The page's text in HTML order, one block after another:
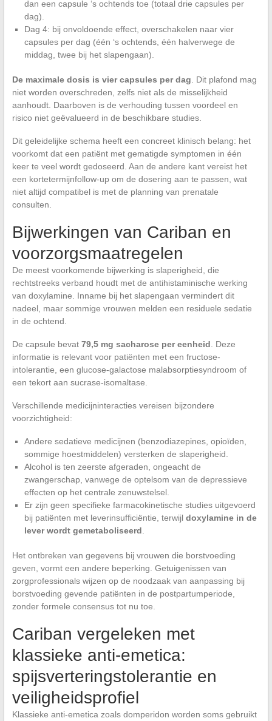
dan een capsule ‘s ochtends toe (totaal drie capsules per
dag).
Dag 4: bij onvoldoende effect, overschakelen naar vier
capsules per dag (één ‘s ochtends, één halverwege de
middag, twee bij het slapengaan).
De maximale dosis is vier capsules per dag. Dit plafond mag
niet worden overschreden, zelfs niet als de misselijkheid
aanhoudt. Daarboven is de verhouding tussen voordeel en
risico niet geëvalueerd in de beschikbare studies.
Dit geleidelijke schema heeft een concreet klinisch belang: het
voorkomt dat een patiënt met gematigde symptomen in één
keer te veel wordt gedoseerd. Aan de andere kant vereist het
een kortetermijnfollow-up om de dosering aan te passen, wat
niet altijd compatibel is met de planning van prenatale
consulten.
Bijwerkingen van Cariban en
voorzorgsmaatregelen
De meest voorkomende bijwerking is slaperigheid, die
rechtstreeks verband houdt met de antihistaminische werking
van doxylamine. Inname bij het slapengaan vermindert dit
nadeel, maar sommige vrouwen melden een residuele sedatie
in de ochtend.
De capsule bevat 79,5 mg sacharose per eenheid. Deze
informatie is relevant voor patiënten met een fructose-
intolerantie, een glucose-galactose malabsorptiesyndroom of
een tekort aan sucrase-isomaltase.
Verschillende medicijninteracties vereisen bijzondere
voorzichtigheid:
Andere sedatieve medicijnen (benzodiazepines, opioïden,
sommige hoestmiddelen) versterken de slaperigheid.
Alcohol is ten zeerste afgeraden, ongeacht de
zwangerschap, vanwege de optelsom van de depressieve
effecten op het centrale zenuwstelsel.
Er zijn geen specifieke farmacokinetische studies uitgevoerd
bij patiënten met leverinsufficiëntie, terwijl doxylamine in de
lever wordt gemetaboliseerd.
Het ontbreken van gegevens bij vrouwen die borstvoeding
geven, vormt een andere beperking. Getuigenissen van
zorgprofessionals wijzen op de noodzaak van aanpassing bij
borstvoeding gevende patiënten in de postpartumperiode,
zonder formele consensus tot nu toe.
Cariban vergeleken met
klassieke anti-emetica:
spijsverteringstolerantie en
veiligheidsprofiel
Klassieke anti-emetica zoals domperidon worden soms gebruikt